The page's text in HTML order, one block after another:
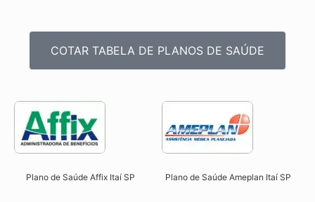
COTAR TABELA DE PLANOS DE SAÚDE
Plano de Saúde Affix Itaí SP​ Plano de Saúde Ameplan Itaí SP​